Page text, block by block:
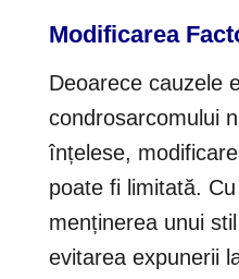
Modificarea
Deoarece cauzele
condrosarcomului
înțelese,
poate fi limitată.
menținerea unui
evitarea expunerii